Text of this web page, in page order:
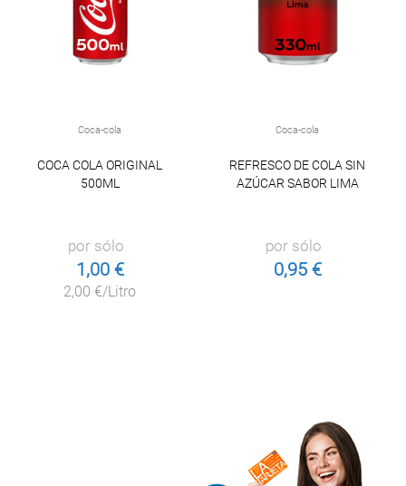
Coca-cola
COCA COLA ORIGINAL
500ML
por sólo
1,00 €
2,00 €/Litro
Coca-cola
REFRESCO DE COLA SIN
AZÚCAR SABOR LIMA
por sólo
0,95 €